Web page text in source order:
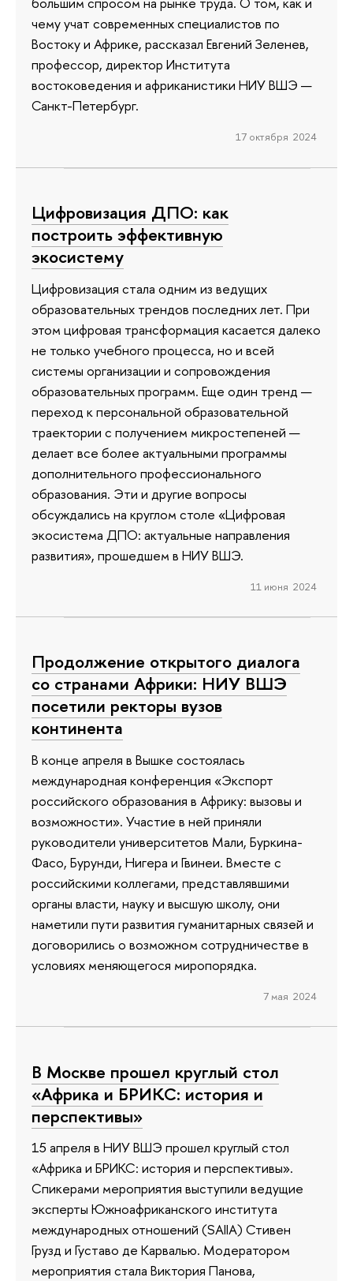
чему учат современных специалистов по
Востоку и Африке, рассказал Евгений Зеленев,
профессор, директор Института
востоковедения и африканистики НИУ ВШЭ —
Санкт-Петербург.
17 октября 2024
Цифровизация ДПО: как
построить эффективную
экосистему
Цифровизация стала одним из ведущих
образовательных трендов последних лет. При
этом цифровая трансформация касается далеко
не только учебного процесса, но и всей
системы организации и сопровождения
образовательных программ. Еще один тренд —
переход к персональной образовательной
траектории с получением микростепеней —
делает все более актуальными программы
дополнительного профессионального
образования. Эти и другие вопросы
обсуждались на круглом столе «Цифровая
экосистема ДПО: актуальные направления
развития», прошедшем в НИУ ВШЭ.
11 июня 2024
Продолжение открытого диалога
со странами Африки: НИУ ВШЭ
посетили ректоры вузов
континента
В конце апреля в Вышке состоялась
международная конференция «Экспорт
российского образования в Африку: вызовы и
возможности». Участие в ней приняли
руководители университетов Мали, Буркина-
Фасо, Бурунди, Нигера и Гвинеи. Вместе с
российскими коллегами, представлявшими
органы власти, науку и высшую школу, они
наметили пути развития гуманитарных связей и
договорились о возможном сотрудничестве в
условиях меняющегося миропорядка.
7 мая 2024
В Москве прошел круглый стол
«Африка и БРИКС: история и
перспективы»
15 апреля в НИУ ВШЭ прошел круглый стол
«Африка и БРИКС: история и перспективы».
Спикерами мероприятия выступили ведущие
эксперты Южноафриканского института
международных отношений (SAIIA) Стивен
Грузд и Густаво де Карвалью. Модератором
мероприятия стала Виктория Панова,